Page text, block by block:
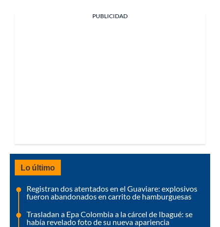
PUBLICIDAD
Lo último
Registran dos atentados en el Guaviare: explosivos
fueron abandonados en carrito de hamburguesas
Trasladan a Epa Colombia a la cárcel de Ibagué: se
había revelado foto de su nueva apariencia